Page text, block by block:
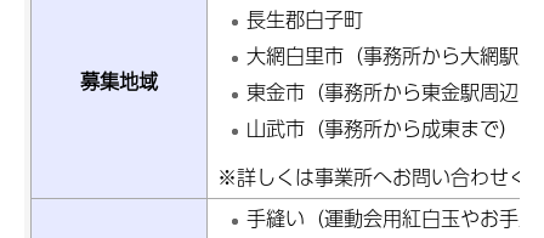
募集地域
長生郡白子町
大網白里市（事務所から大網駅
東金市（事務所から東金駅周辺ま
山武市（事務所から成東まで）
※詳しくは事業所へお問い合わせく
手縫い（運動会用紅白玉やお手